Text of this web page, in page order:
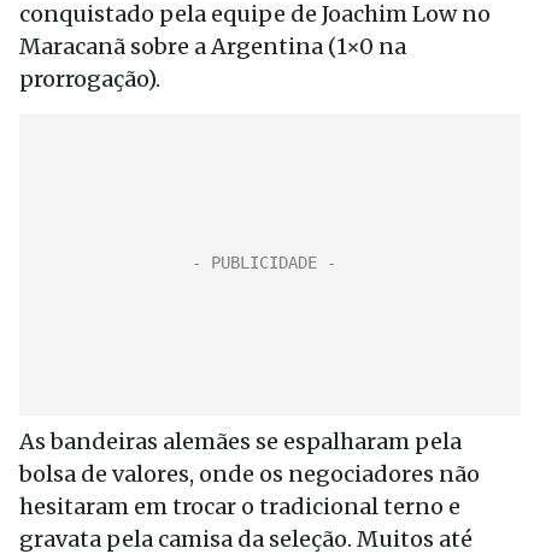
conquistado pela equipe de Joachim Low no
Maracanã sobre a Argentina (1×0 na
prorrogação).
As bandeiras alemães se espalharam pela
bolsa de valores, onde os negociadores não
hesitaram em trocar o tradicional terno e
gravata pela camisa da seleção. Muitos até